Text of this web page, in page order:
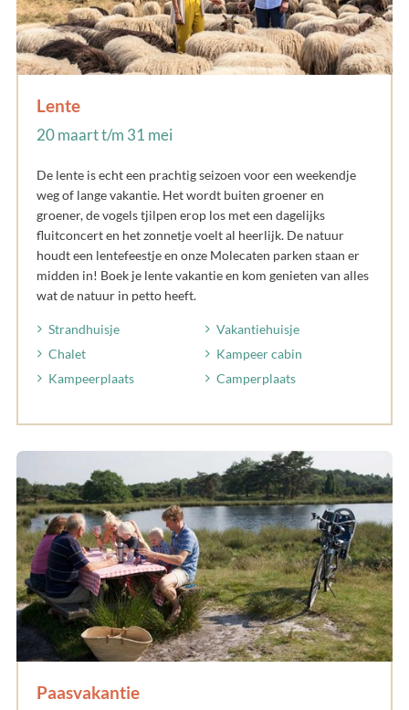
Lente
20 maart t/m 31 mei
De lente is echt een prachtig seizoen voor een weekendje
weg of lange vakantie. Het wordt buiten groener en
groener, de vogels tjilpen erop los met een dagelijks
fluitconcert en het zonnetje voelt al heerlijk. De natuur
houdt een lentefeestje en onze Molecaten parken staan er
midden in! Boek je lente vakantie en kom genieten van alles
wat de natuur in petto heeft.
Strandhuisje
Vakantiehuisje
Chalet
Kampeer cabin
Kampeerplaats
Camperplaats
Paasvakantie